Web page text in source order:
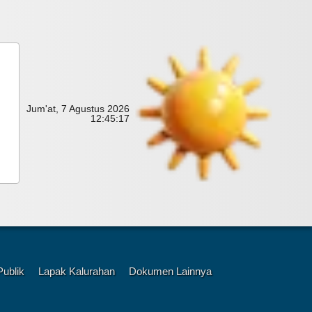
Jum'at, 7 Agustus 2026
12:45:19
Lapak Kalurahan Dokumen Lainnya